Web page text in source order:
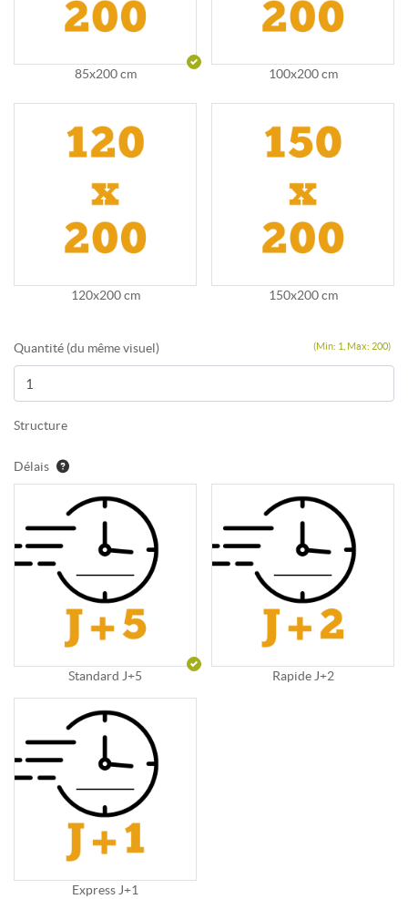
85x200 cm 100x200 cm
120x200 cm 150x200 cm
(Min: 1, Max: 200)
Quantité (du même visuel)
Structure
Délais
Standard J+5 Rapide J+2
Express J+1